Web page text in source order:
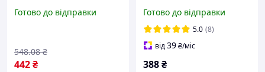
Swanson Probiotic
Готово до відправки
442₴
548.08 ₴
Готово до відправки
5.0 (8)
від39₴/міс
388₴